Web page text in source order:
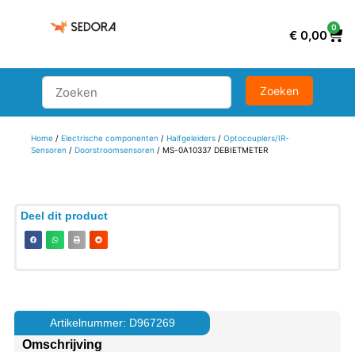
€ 0,00
0
Home/ Electrische componenten / Halfgeleiders/ Optocouplers/IR-
Sensoren / Doorstroomsensoren / MS-0A10337 DEBIETMETER
Deel dit product
Artikelnummer: D967269
Omschrijving